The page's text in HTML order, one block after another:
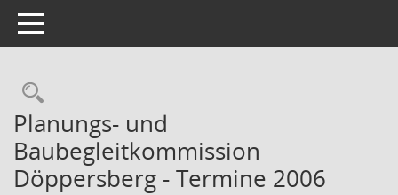
Toggle navigation
Rechercheauswahl
Planungs- und
Baubegleitkommission
Döppersberg - Termine 2006